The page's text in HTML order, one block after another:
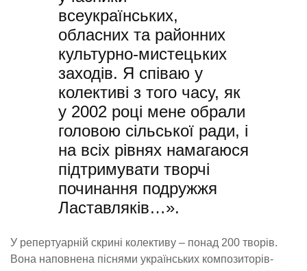
всеукраїнських,
обласних та районних
культурно-мистецьких
заходів. Я співаю у
колективі з того часу, як
у 2002 році мене обрали
головою сільської ради, і
на всіх рівнях намагаюся
підтримувати творчі
починання подружжя
Ластавляків…».
У репертуарній скрині колективу – понад 200 творів.
Вона наповнена піснями українських композиторів-